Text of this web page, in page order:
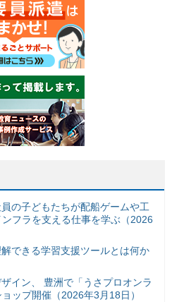
の子どもたちが配船ゲームや工
フラを支える仕事を学ぶ（2026
解できる学習支援ツールとは何か
イン、 豊洲で「うさプロオンラ
ップ開催（2026年3月18日）